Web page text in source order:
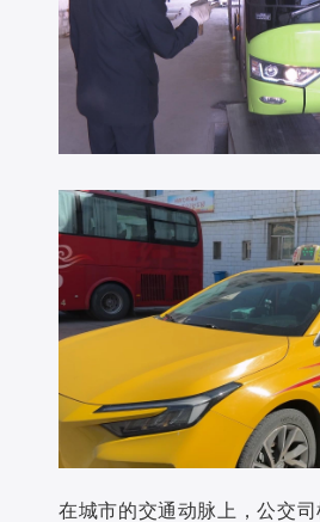
在城市的交通动脉上，公交